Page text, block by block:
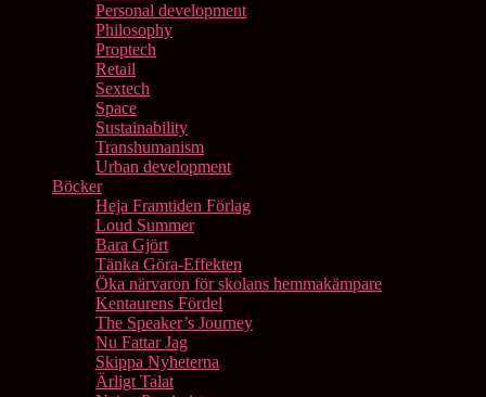
Personal development
Philosophy
Proptech
Retail
Sextech
Space
Sustainability
Transhumanism
Urban development
Böcker
Heja Framtiden Förlag
Loud Summer
Bara Gjört
Tänka Göra-Effekten
Öka närvaron för skolans hemmakämpare
Kentaurens Fördel
The Speaker’s Journey
Nu Fattar Jag
Skippa Nyheterna
Ärligt Talat